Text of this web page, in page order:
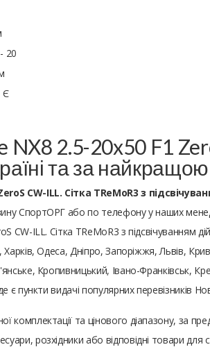
20
Є
2.5-20x50 F1
та за
СW-ILL. Сітка TReMoR3 з
СпортОРГ або по телефону у наших
СW-ILL. Сітка TReMoR3 з підсвічуванням
Харків, Одеса, Дніпро, Запоріжжя, Львів,
Кропивницький, Івано-Франківськ,
де є пункти видачі популярних
комплектації та цінового діапазону,
розхідники або відповідні товари